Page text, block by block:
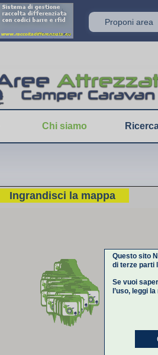
Proponi area
Chi siamo
Ingrandisci la mappa
Questo sito
di terze parti
Se vuoi
l’uso,leggi la